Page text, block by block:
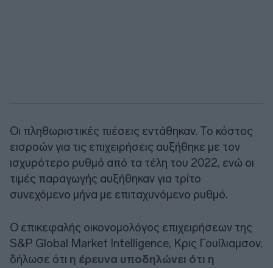
Οι πληθωριστικές πιέσεις εντάθηκαν. Το κόστος
εισροών για τις επιχειρήσεις αυξήθηκε με τον
ισχυρότερο ρυθμό από τα τέλη του 2022, ενώ οι
τιμές παραγωγής αυξήθηκαν για τρίτο
συνεχόμενο μήνα με επιταχυνόμενο ρυθμό.
Ο επικεφαλής οικονομολόγος επιχειρήσεων της
S&P Global Market Intelligence, Κρις Γουίλιαμσον,
δήλωσε ότι η έρευνα υποδηλώνει ότι η